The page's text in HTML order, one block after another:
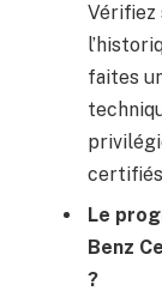
Vérifiez
faites
Le
Benz
?